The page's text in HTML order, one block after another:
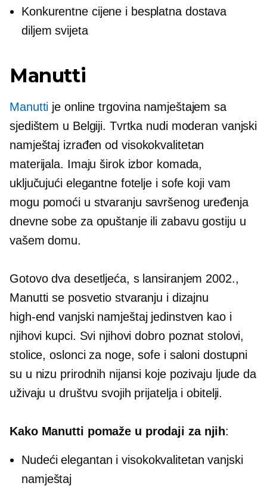
Konkurentne cijene i besplatna dostava
diljem svijeta
Manutti
Manutti je online trgovina namještajem sa
sjedištem u Belgiji. Tvrtka nudi moderan vanjski
namještaj izrađen od visokokvalitetan
materijala. Imaju širok izbor komada,
uključujući elegantne fotelje i sofe koji vam
mogu pomoći u stvaranju savršenog uređenja
dnevne sobe za opuštanje ili zabavu gostiju u
vašem domu.
Gotovo dva desetljeća, s lansiranjem 2002.,
Manutti se posvetio stvaranju i dizajnu
high-end vanjski namještaj jedinstven kao i
njihovi kupci. Svi njihovidobro poznat stolovi,
stolice, oslonci za noge, sofe i saloni dostupni
su u nizu prirodnih nijansi koje pozivaju ljude da
uživaju u društvu svojih prijatelja i obitelji.
Kako Manutti pomaže u prodaji za njih:
Nudeći elegantan ivisokokvalitetan vanjski
namještaj